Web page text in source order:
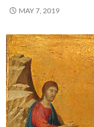
MAY 7, 2019